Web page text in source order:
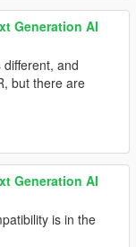
Generation AI
and
but there are
Generation AI
is in the